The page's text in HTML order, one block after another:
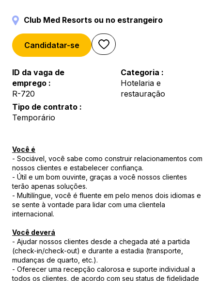
Club Med Resorts ou no estrangeiro
Candidatar-se
ID da vaga de
emprego
R-720
Categoria
Hotelaria e
restauração
Tipo de contrato
Temporário
Você é
- Sociável, você sabe como construir relacionamentos com
nossos clientes e estabelecer confiança.
- Útil e um bom ouvinte, graças a você nossos clientes
terão apenas soluções.
- Multilíngue, você é fluente em pelo menos dois idiomas e
se sente à vontade para lidar com uma clientela
internacional.
Você deverá
- Ajudar nossos clientes desde a chegada até a partida
(check-in/check-out) e durante a estadia (transporte,
mudanças de quarto, etc.).
- Oferecer uma recepção calorosa e suporte individual a
todos os clientes, de acordo com seu status de fidelidade